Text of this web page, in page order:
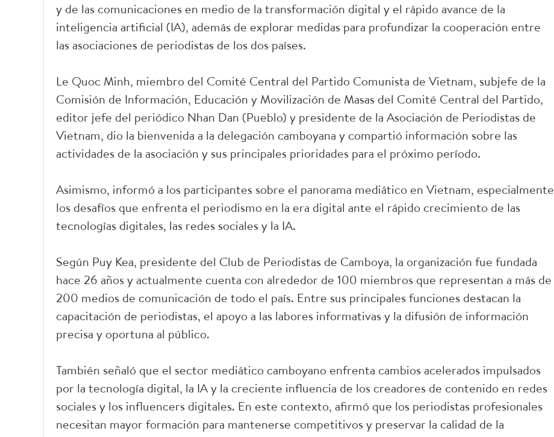
y de las comunicaciones en medio de la transformación digital y el rápido avance de la
inteligencia artificial (IA), además de explorar medidas para profundizar la cooperación entre
las asociaciones de periodistas de los dos países.
Le Quoc Minh, miembro del Comité Central del Partido Comunista de Vietnam, subjefe de la
Comisión de Información, Educación y Movilización de Masas del Comité Central del Partido,
editor jefe del periódico Nhan Dan (Pueblo) y presidente de la Asociación de Periodistas de
Vietnam, dio la bienvenida a la delegación camboyana y compartió información sobre las
actividades de la asociación y sus principales prioridades para el próximo período.
Asimismo, informó a los participantes sobre el panorama mediático en Vietnam, especialmente
los desafíos que enfrenta el periodismo en la era digital ante el rápido crecimiento de las
tecnologías digitales, las redes sociales y la IA.
Según Puy Kea, presidente del Club de Periodistas de Camboya, la organización fue fundada
hace 26 años y actualmente cuenta con alrededor de 100 miembros que representan a más de
200 medios de comunicación de todo el país. Entre sus principales funciones destacan la
capacitación de periodistas, el apoyo a las labores informativas y la difusión de información
precisa y oportuna al público.
También señaló que el sector mediático camboyano enfrenta cambios acelerados impulsados
por la tecnología digital, la IA y la creciente influencia de los creadores de contenido en redes
sociales y los influencers digitales. En este contexto, afirmó que los periodistas profesionales
necesitan mayor formación para mantenerse competitivos y preservar la calidad de la